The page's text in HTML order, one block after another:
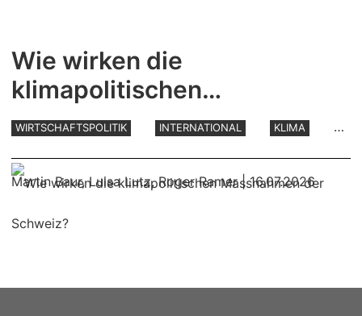
Wie wirken die
klimapolitischen
Massnahmen der Schweiz?
WIRTSCHAFTSPOLITIK INTERNATIONAL
KLIMA
Martin Baur,Luisa Lutz,Roger Ramer| 16.07.2026